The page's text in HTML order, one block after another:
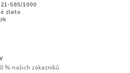
585/1000
zlato
% našich zákazníků